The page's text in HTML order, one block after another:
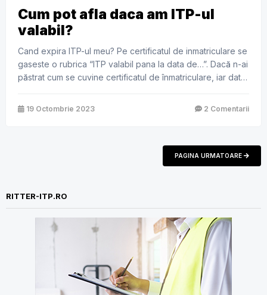
Cum pot afla daca am ITP-ul
valabil?
Cand expira ITP-ul meu? Pe certificatul de inmatriculare se
gaseste o rubrica “ITP valabil pana la data de…”. Dacă n-ai
păstrat cum se cuvine certificatul de înmatriculare, iar data
trebuie să mergi să-ți faci ITP-ul accesand site-ul oficial
19 Octombrie 2023 2 Comentarii
PAGINA URMATOARE
RITTER-ITP.RO